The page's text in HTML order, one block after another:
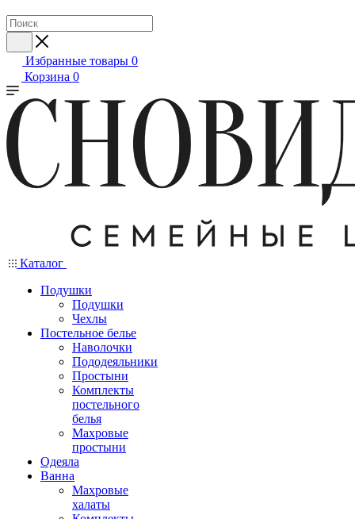
Избранные товары 0
Корзина 0
Каталог
Подушки
Подушки
Чехлы
Постельное белье
Наволочки
Пододеяльники
Простыни
Комплекты
постельного
белья
Махровые
простыни
Одеяла
Ванна
Махровые
халаты